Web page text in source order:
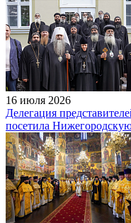
16 июля 2026
Делегация
посетила